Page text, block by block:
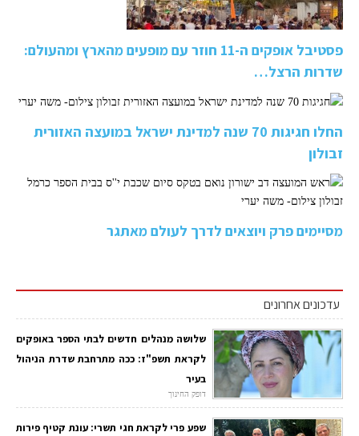
פסטיבל אופקים ה-11 חוזר עם מופעים מהארץ ומהעולם:
שדרות הרצל…
החלו חגיגות 70 שנה למדינת ישראל במועצה האזורית
זבולון
מסיימים פרק ויוצאים לדרך לעולם מאתגר
עדכונים אחרונים
שלושה מנהלים חדשים לבתי הספר באופקים
לקראת תשפ"ז: ככה מתרחבת שדרת הניהול
בעיר
דופק החינוך
שפע פרי לקראת חגי תשרי: עונת קטיף פירות